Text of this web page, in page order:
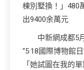
棟別墅換！」480
出9400余萬元
中新網成都5
“5·18國際博物館
「她試圖在我的